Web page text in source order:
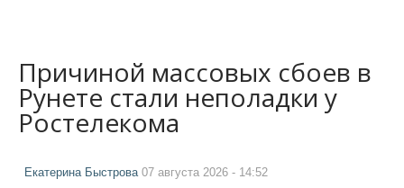
Причиной массовых сбоев в
Рунете стали неполадки у
Ростелекома
Екатерина Быстрова07 августа 2026 - 14:52